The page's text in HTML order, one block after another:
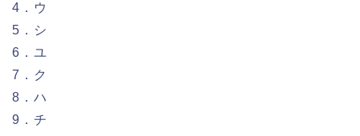
4．ウ
5．シ
6．ユ
7．ク
8．ハ
9．チ